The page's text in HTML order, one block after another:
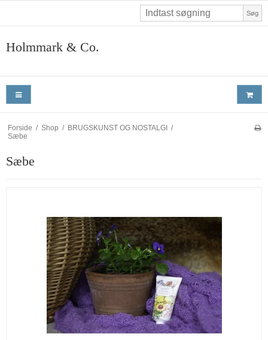
Søg
Holmmark & Co.
Forside / Shop / BRUGSKUNST OG NOSTALGI /
Sæbe
Sæbe